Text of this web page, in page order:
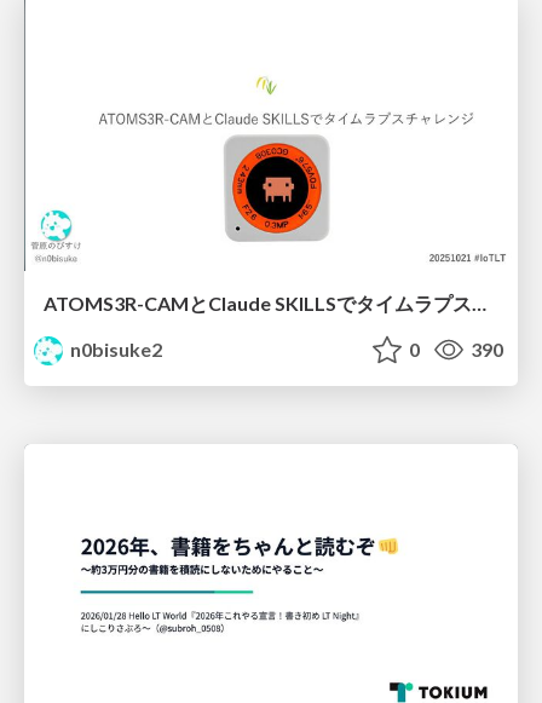
ATOMS3R-CAMとClaude SKILLSでタイムラプスチャレンジ #iotlt
n0bisuke2
0 390